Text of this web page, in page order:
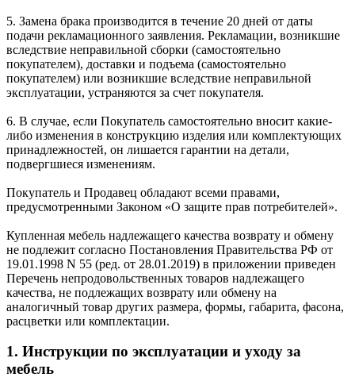
5. Замена брака производится в течение 20 дней от даты
подачи рекламационного заявления. Рекламации, возникшие
вследствие неправильной сборки (самостоятельно
покупателем), доставки и подъема (самостоятельно
покупателем) или возникшие вследствие неправильной
эксплуатации, устраняются за счет покупателя.
6. В случае, если Покупатель самостоятельно вносит какие-
либо изменения в конструкцию изделия или комплектующих
принадлежностей, он лишается гарантии на детали,
подвергшиеся изменениям.
Покупатель и Продавец обладают всеми правами,
предусмотренными Законом «О защите прав потребителей».
Купленная мебель надлежащего качества возврату и обмену
не подлежит согласно Постановления Правительства РФ от
19.01.1998 N 55 (ред. от 28.01.2019) в приложении приведен
Перечень непродовольственных товаров надлежащего
качества, не подлежащих возврату или обмену на
аналогичный товар других размера, формы, габарита, фасона,
расцветки или комплектации.
1. Инструкции по эксплуатации и уходу за
мебель